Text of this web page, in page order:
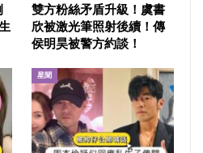
雙方粉絲矛盾升級！虞書
欣被激光筆照射後續！傳
侯明昊被警方約談！
星聞